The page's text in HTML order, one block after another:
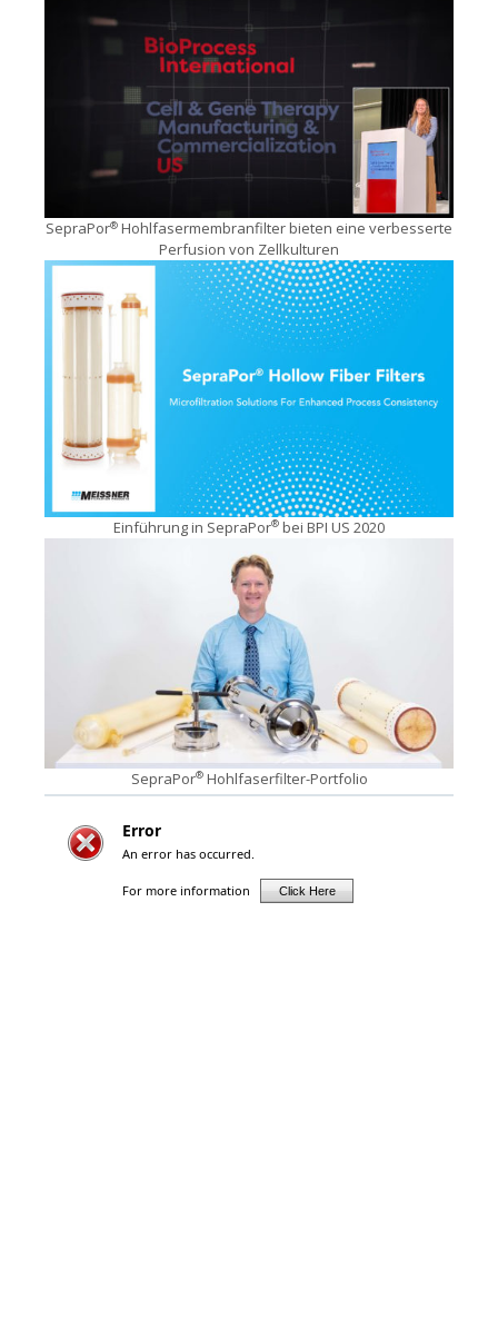
SepraPor® Hohlfasermembranfilter bieten eine verbesserte
Perfusion von Zellkulturen
Einführung in SepraPor® bei BPI US 2020
SepraPor®Hohlfaserfilter-Portfolio